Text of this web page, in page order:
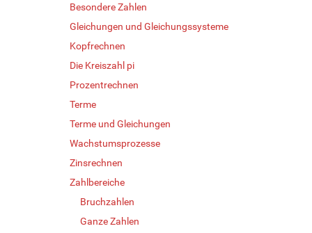
Besondere Zahlen
Gleichungen und Gleichungssysteme
Kopfrechnen
Die Kreiszahl pi
Prozentrechnen
Terme
Terme und Gleichungen
Wachstumsprozesse
Zinsrechnen
Zahlbereiche
Bruchzahlen
Ganze Zahlen